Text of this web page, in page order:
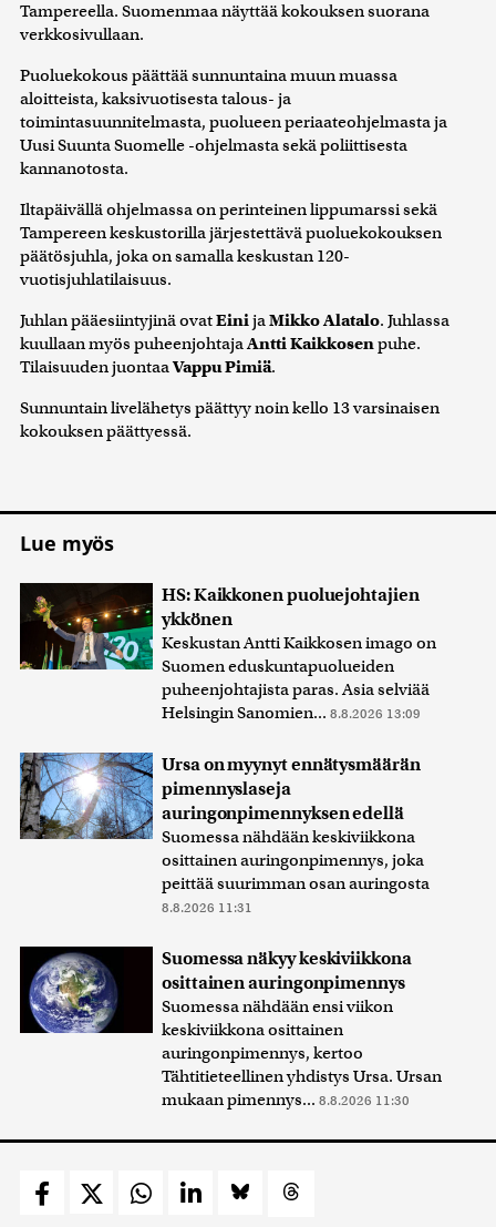
Tampereella. Suomenmaa näyttää kokouksen suorana
verkkosivullaan.
Puoluekokous päättää sunnuntaina muun muassa
aloitteista, kaksivuotisesta talous- ja
toimintasuunnitelmasta, puolueen periaateohjelmasta ja
Uusi Suunta Suomelle -ohjelmasta sekä poliittisesta
kannanotosta.
Iltapäivällä ohjelmassa on perinteinen lippumarssi sekä
Tampereen keskustorilla järjestettävä puoluekokouksen
päätösjuhla, joka on samalla keskustan 120-
vuotisjuhlatilaisuus.
Juhlan pääesiintyjinä ovatEinijaMikko Alatalo. Juhlassa
kuullaan myös puheenjohtajaAntti Kaikkosenpuhe.
Tilaisuuden juontaaVappu Pimiä.
Sunnuntain livelähetys päättyy noin kello 13 varsinaisen
kokouksen päättyessä.
Lue myös
HS: Kaikkonen puoluejohtajien
ykkönen
Keskustan Antti Kaikkosen imago on
Suomen eduskuntapuolueiden
puheenjohtajista paras. Asia selviää
Helsingin Sanomien... 8.8.2026 13:09
Ursa on myynyt ennätysmäärän
pimennyslaseja
auringonpimennyksen edellä
Suomessa nähdään keskiviikkona
osittainen auringonpimennys, joka
peittää suurimman osan auringosta
8.8.2026 11:31
Suomessa näkyy keskiviikkona
osittainen auringonpimennys
Suomessa nähdään ensi viikon
keskiviikkona osittainen
auringonpimennys, kertoo
Tähtitieteellinen yhdistys Ursa. Ursan
mukaan pimennys... 8.8.2026 11:30